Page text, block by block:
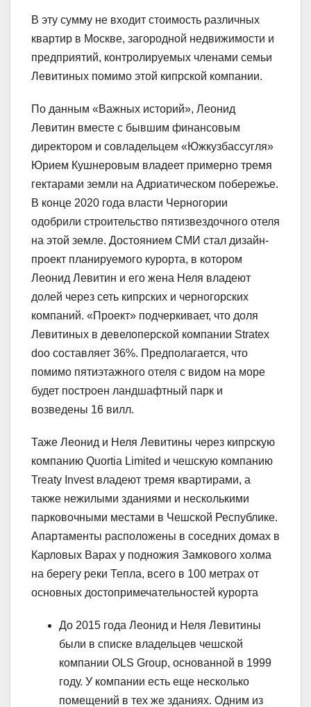
В эту сумму не входит стоимость различных
квартир в Москве, загородной недвижимости и
предприятий, контролируемых членами семьи
Левитиных помимо этой кипрской компании.
По данным «Важных историй», Леонид
Левитин вместе с бывшим финансовым
директором и совладельцем «Южкузбассугля»
Юрием Кушнеровым владеет примерно тремя
гектарами земли на Адриатическом побережье.
В конце 2020 года власти Черногории
одобрили строительство пятизвездочного отеля
на этой земле. Достоянием СМИ стал дизайн-
проект планируемого курорта, в котором
Леонид Левитин и его жена Неля владеют
долей через сеть кипрских и черногорских
компаний. «Проект» подчеркивает, что доля
Левитиных в девелоперской компании Stratex
doo составляет 36%. Предполагается, что
помимо пятиэтажного отеля с видом на море
будет построен ландшафтный парк и
возведены 16 вилл.
Таже Леонид и Неля Левитины через кипрскую
компанию Quortia Limited и чешскую компанию
Treaty Invest владеют тремя квартирами, а
также нежилыми зданиями и несколькими
парковочными местами в Чешской Республике.
Апартаменты расположены в соседних домах в
Карловых Варах у подножия Замкового холма
на берегу реки Тепла, всего в 100 метрах от
основных достопримечательностей курорта
До 2015 года Леонид и Неля Левитины
были в списке владельцев чешской
компании OLS Group, основанной в 1999
году. У компании есть еще несколько
помещений в тех же зданиях. Одним из